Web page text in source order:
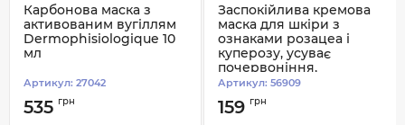
Карбонова маска з
активованим вугіллям
Dermophisiologique 10
мл
Артикул: 27042
535 грн
Заспокійлива кремова
маска для шкіри з
ознаками розацеа і
куперозу, усуває
почервоніння,
заспокоює шкіру Clarena
Артикул: 56909
159 грн